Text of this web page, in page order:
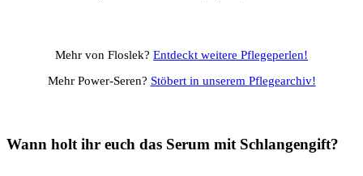
Mehr von Floslek? Entdeckt weitere Pflegeperlen!
Mehr Power-Seren? Stöbert in unserem Pflegearchiv!
Wann holt ihr euch das Serum mit Schlangengift?